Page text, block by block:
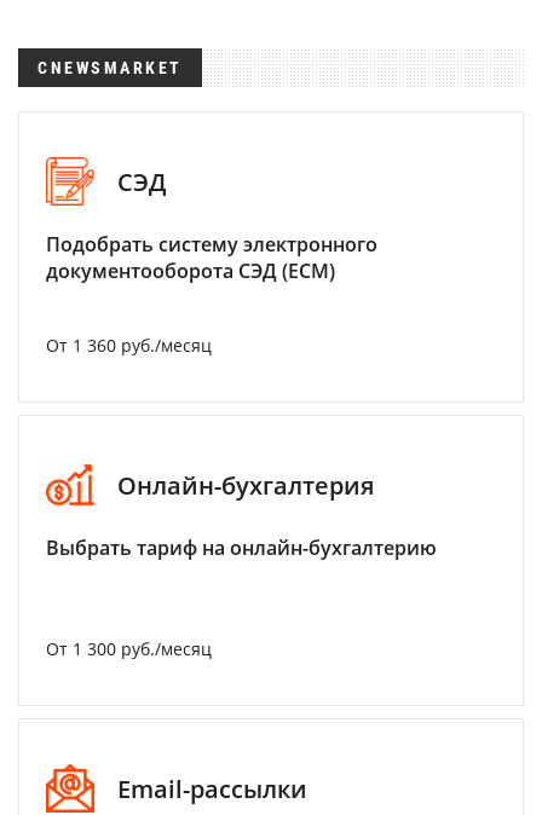
CNEWSMARKET
СЭД
Подобрать систему электронного
документооборота СЭД (ECM)
От 1 360 руб./месяц
Онлайн-бухгалтерия
Выбрать тариф на онлайн-бухгалтерию
От 1 300 руб./месяц
Email-рассылки